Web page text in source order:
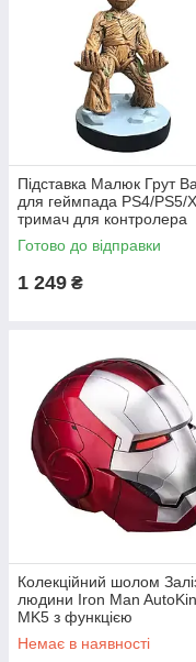
Підставка Малюк Грут
для геймпада PS4/PS5/
тримач для контролера
Готово до відправки
1 249 ₴
Колекційний шолом
людини Iron Man
MK5 з функцією
автоматичного відкриття
світловою індикацією
Немає в наявності